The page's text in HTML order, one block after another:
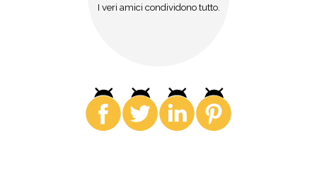
I veri amici condividono tutto.